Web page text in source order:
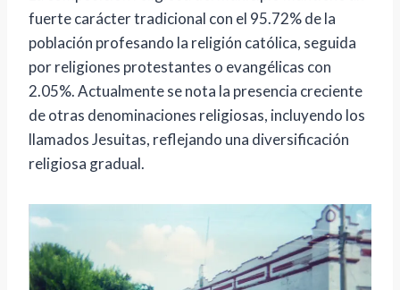
fuerte carácter tradicional con el 95.72% de la
población profesando la religión católica, seguida
por religiones protestantes o evangélicas con
2.05%. Actualmente se nota la presencia creciente
de otras denominaciones religiosas, incluyendo los
llamados Jesuitas, reflejando una diversificación
religiosa gradual.